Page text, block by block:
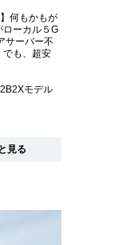
何もかもが
ローカル５G
サーバー不
でも、超安
モデル
見る